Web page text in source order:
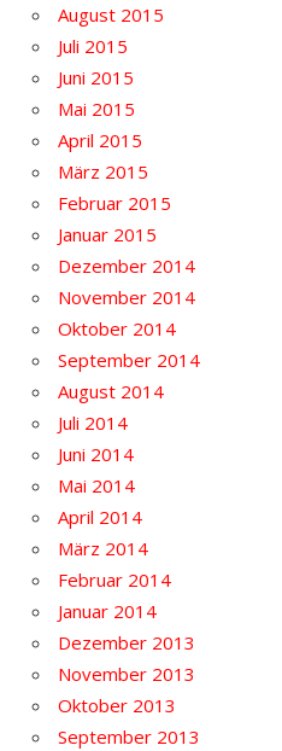
August 2015
Juli 2015
Juni 2015
Mai 2015
April 2015
März 2015
Februar 2015
Januar 2015
Dezember 2014
November 2014
Oktober 2014
September 2014
August 2014
Juli 2014
Juni 2014
Mai 2014
April 2014
März 2014
Februar 2014
Januar 2014
Dezember 2013
November 2013
Oktober 2013
September 2013